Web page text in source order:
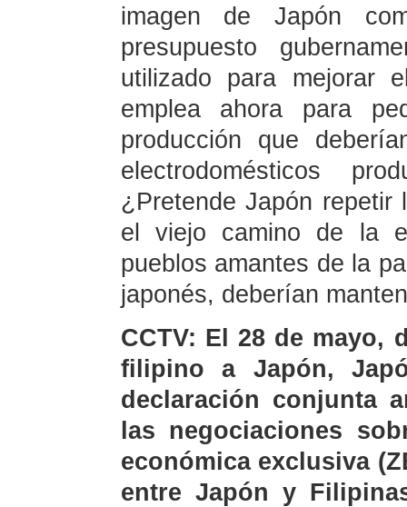
imagen de Japón
presupuesto
utilizado para mejorar
emplea ahora para
producción que
electrodomésticos
¿Pretende Japón repetir
el viejo camino de la
pueblos amantes de la
japonés, deberían
CCTV: El 28 de mayo,
filipino a Japón,
declaración conjunta
las negociaciones
económica exclusiva
entre Japón y